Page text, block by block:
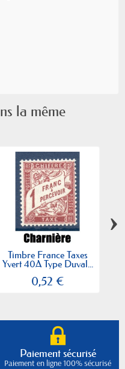
la même
Timbre France Taxes
Yvert 40A Type Duval...
0,52 €
›
Paiement sécurisé
Paiement en ligne 100% sécurisé